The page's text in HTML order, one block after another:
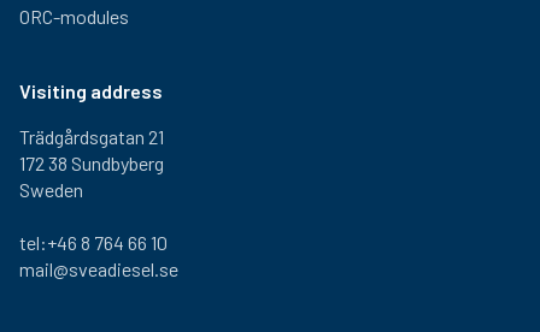
ORC-modules
Visiting address
Trädgårdsgatan 21
172 38 Sundbyberg
Sweden
tel:+46 8 764 66 10
mail@sveadiesel.se